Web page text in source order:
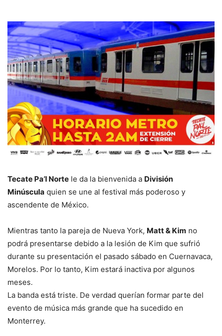
Tecate Pa’l Norte le da la bienvenida a División
Minúscula quien se une al festival más poderoso y
ascendente de México.
Mientras tanto la pareja de Nueva York, Matt & Kim no
podrá presentarse debido a la lesión de Kim que sufrió
durante su presentación el pasado sábado en Cuernavaca,
Morelos. Por lo tanto, Kim estará inactiva por algunos
meses.
La banda está triste. De verdad querían formar parte del
evento de música más grande que ha sucedido en
Monterrey.